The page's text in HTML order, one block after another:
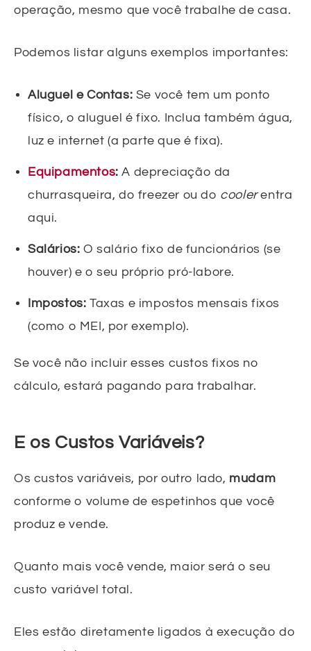
operação, mesmo que você trabalhe de casa.
Podemos listar alguns exemplos importantes:
Aluguel e Contas: Se você tem um ponto
físico, o aluguel é fixo. Inclua também água,
luz e internet (a parte que é fixa).
Equipamentos: A depreciação da
churrasqueira, do freezer ou do coolerentra
aqui.
Salários: O salário fixo de funcionários (se
houver) e o seu próprio pró-labore.
Impostos: Taxas e impostos mensais fixos
(como o MEI, por exemplo).
Se você não incluir esses custos fixos no
cálculo, estará pagando para trabalhar.
E os Custos Variáveis?
Os custos variáveis, por outro lado, mudam
conforme o volume de espetinhos que você
produz e vende.
Quanto mais você vende, maior será o seu
custo variável total.
Eles estão diretamente ligados à execução do